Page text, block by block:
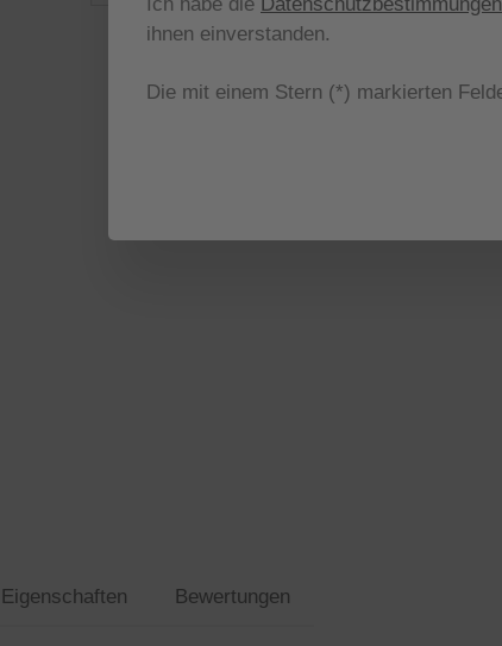
Eigenschaften Bewertungen
ihnen einverstanden.
Die mit einem Stern (*) markierten